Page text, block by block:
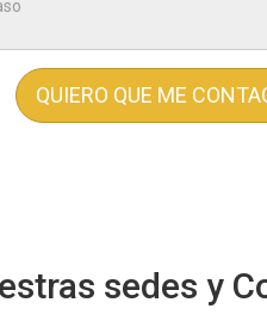
sedes y